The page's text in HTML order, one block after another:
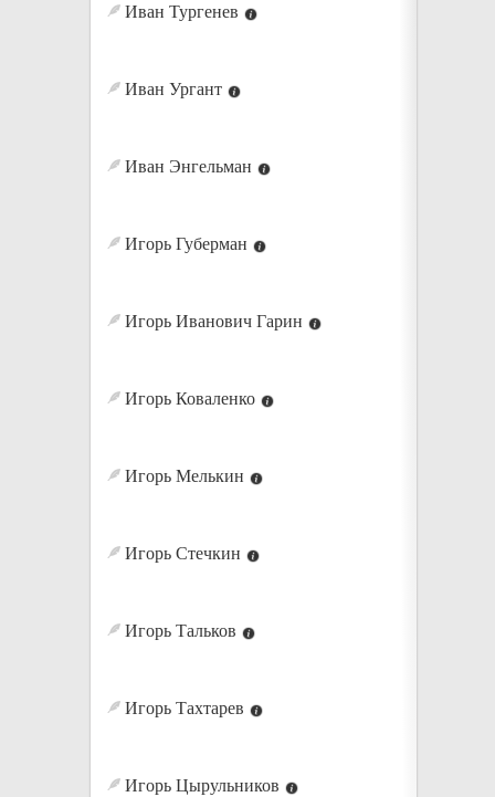
Иван Тургенев
Иван Ургант
Иван Энгельман
Игорь Губерман
Игорь Иванович Гарин
Игорь Коваленко
Игорь Мелькин
Игорь Стечкин
Игорь Тальков
Игорь Тахтарев
Игорь Цырульников